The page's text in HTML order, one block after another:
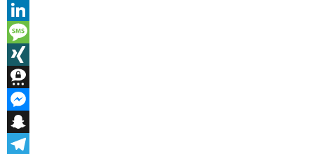
Reddit
LinkedIn
Message
XING
Threema
Messenger
Snapchat